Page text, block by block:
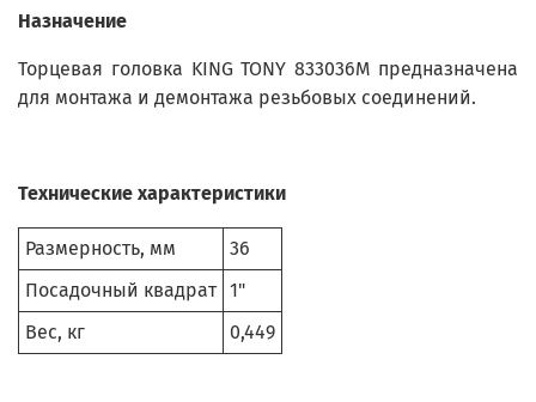
Назначение
Торцевая головка KING TONY 833036M предназначена
для монтажа и демонтажа резьбовых соединений.
Технические характеристики
Размерность, мм
36
Посадочный квадрат 1"
Вес, кг
0,449